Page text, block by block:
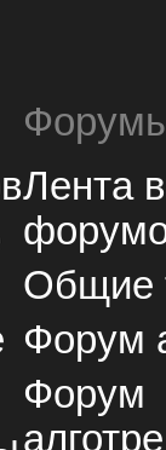
Лента
Общие
Форум
Форум